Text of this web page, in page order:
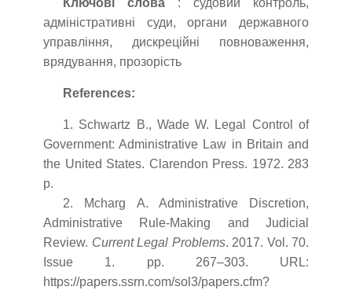
Ключові слова : судовий контроль,
адміністративні суди, органи державного
управління, дискреційні повноваження,
врядування, прозорість
References:
1. Schwartz B., Wade W. Legal Control of
Government: Administrative Law in Britain and
the United States. Clarendon Press. 1972. 283
p.
2. Mcharg A. Administrative Discretion,
Administrative Rule-Making and Judicial
Review. Current Legal Problems. 2017. Vol. 70.
Issue 1. pp. 267–303. URL:
https://papers.ssrn.com/sol3/papers.cfm?